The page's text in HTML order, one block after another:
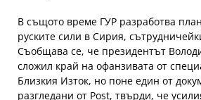
В същото време ГУР разработва
руските сили в Сирия,
Съобщава се, че президентът
сложил край на офанзивата от
Близкия Изток, но поне един от
разгледани от Post, твърди, че